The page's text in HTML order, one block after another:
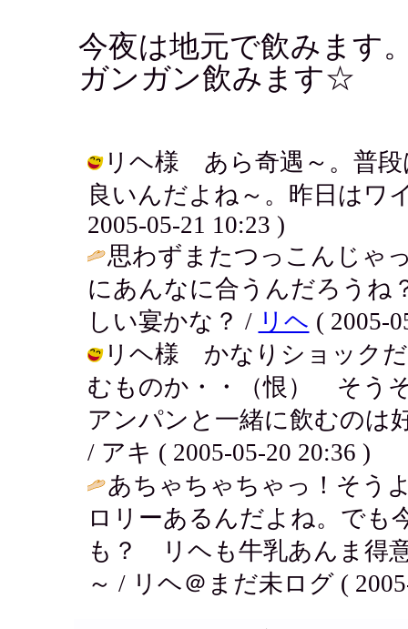
今夜は地元で飲みます
ガンガン飲みます☆
リヘ様 あら奇遇～。普段
良いんだよね～。昨日はワ
2005-05-21 10:23 )
思わずまたつっこんじゃ
にあんなに合うんだろうね
しい宴かな？ / リヘ ( 2005-
リヘ様 かなりショックだ
むものか・・（恨） そう
アンパンと一緒に飲むのは
/ アキ ( 2005-05-20 20:36 )
あちゃちゃちゃっ！そう
ロリーあるんだよね。でも
も？ リヘも牛乳あんま得
～ / リヘ＠まだ未ログ (